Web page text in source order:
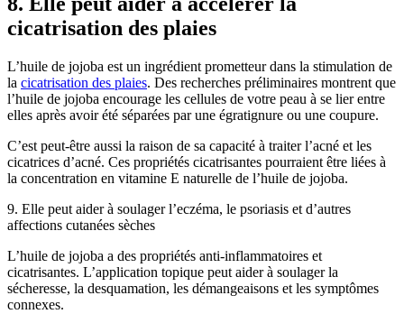
cicatrisation des plaies
L’huile de jojoba est un ingrédient prometteur dans la stimulation de
la cicatrisation des plaies. Des recherches préliminaires montrent que
l’huile de jojoba encourage les cellules de votre peau à se lier entre
elles après avoir été séparées par une égratignure ou une coupure.
C’est peut-être aussi la raison de sa capacité à traiter l’acné et les
cicatrices d’acné. Ces propriétés cicatrisantes pourraient être liées à
la concentration en vitamine E naturelle de l’huile de jojoba.
9. Elle peut aider à soulager l’eczéma, le psoriasis et d’autres
affections cutanées sèches
L’huile de jojoba a des propriétés anti-inflammatoires et
cicatrisantes. L’application topique peut aider à soulager la
sécheresse, la desquamation, les démangeaisons et les symptômes
connexes.